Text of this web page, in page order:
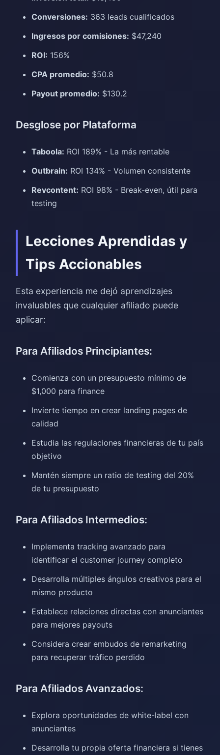
Conversiones: 363 leads cualificados
Ingresos por comisiones: $47,240
ROI: 156%
CPA promedio: $50.8
Payout promedio: $130.2
Desglose por Plataforma
Taboola: ROI 189% - La más rentable
Outbrain: ROI 134% - Volumen consistente
Revcontent: ROI 98% - Break-even, útil para
testing
Lecciones Aprendidas y
Tips Accionables
Esta experiencia me dejó aprendizajes
invaluables que cualquier afiliado puede
aplicar:
Para Afiliados Principiantes:
Comienza con un presupuesto mínimo de
$1,000 para finance
Invierte tiempo en crear landing pages de
calidad
Estudia las regulaciones financieras de tu país
objetivo
Mantén siempre un ratio de testing del 20%
de tu presupuesto
Para Afiliados Intermedios:
Implementa tracking avanzado para
identificar el customer journey completo
Desarrolla múltiples ángulos creativos para el
mismo producto
Establece relaciones directas con anunciantes
para mejores payouts
Considera crear embudos de remarketing
para recuperar tráfico perdido
Para Afiliados Avanzados:
Explora oportunidades de white-label con
anunciantes
Desarrolla tu propia oferta financiera si tienes